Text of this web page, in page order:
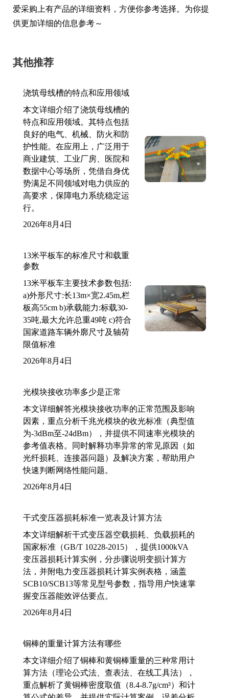
爱采购上有产品的详细资料，方便你参考选择。为你提
供更加详细的信息参考～
其他推荐
浇筑母线槽的特点和应用领域
本文详细介绍了浇筑母线槽的
特点和应用领域。其特点包括
良好的电气、机械、防火和防
护性能。在应用上，广泛用于
商业建筑、工业厂房、医院和
数据中心等场所，凭借自身优
势满足不同领域对电力供应的
高要求，保障电力系统稳定运
行。
2026年8月4日
13米平板车的标准尺寸和载重
参数
13米平板车主要技术参数包括:
a)外形尺寸:长13m×宽2.45m,栏
板高55cm b)承载能力:标载30-
35吨,最大允许总重49吨 c)符合
国家道路车辆外廓尺寸及轴荷
限值标准
2026年8月4日
光模块接收功率多少是正常
本文详细解答光模块接收功率的正常范围及影响
因素，重点分析千兆光模块的收光标准（典型值
为-3dBm至-24dBm），并提供不同速率光模块的
参考值表格。同时解释功率异常的常见原因（如
光纤损耗、连接器问题）及解决方案，帮助用户
快速判断网络性能问题。
2026年8月4日
干式变压器损耗标准一览表及计算方法
本文详细解析干式变压器空载损耗、负载损耗的
国家标准（GB/T 10228-2015），提供1000kVA
变压器损耗计算实例，分步骤说明变损计算方
法，并附电力变压器损耗计算实例表格，涵盖
SCB10/SCB13等常见型号参数，指导用户快速掌
握变压器能效评估要点。
2026年8月4日
铜棒的重量计算方法有哪些
本文详细介绍了铜棒和黄铜棒重量的三种常用计
算方法（理论公式法、查表法、在线工具法），
重点解析了黄铜棒密度取值（8.4-8.7g/cm³）和计